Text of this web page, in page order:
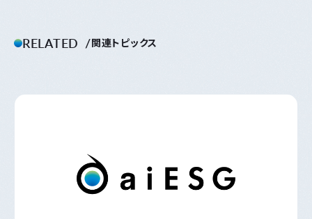
RELATED 関連トピックス